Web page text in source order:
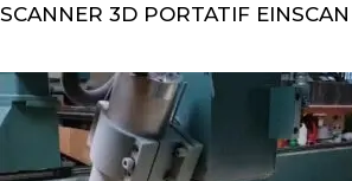
SCANNER 3D PORTATIF